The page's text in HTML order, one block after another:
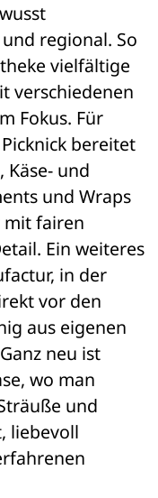
regional. So
vielfältige
verschiedenen
Fokus. Für
bereitet
Käse- und
und Wraps
mit fairen
Ein weiteres
in der
vor den
aus eigenen
neu ist
wo man
und
liebevoll